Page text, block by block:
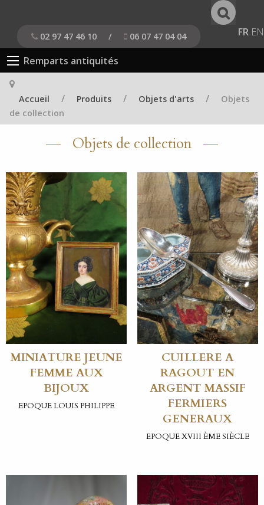
02 97 47 46 10 / 06 07 47 04 04 FR EN
Remparts antiquités
Accueil / Produits / Objets d'arts /
Objets
de collection
Objets de collection
MINIATURE JEUNE
FEMME AUX
BIJOUX
EPOQUE LOUIS PHILIPPE
CUILLERE A
RAGOUT EN
ARGENT MASSIF
FERMIERS
GENERAUX
EPOQUE XVIII ÈME SIÈCLE